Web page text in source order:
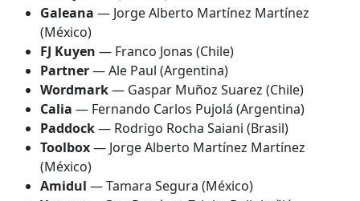
Galeana — Jorge Alberto Martínez Martínez
(México)
FJ Kuyen — Franco Jonas (Chile)
Partner— Ale Paul (Argentina)
Wordmark— Gaspar Muñoz Suarez (Chile)
Calia — Fernando Carlos Pujolá (Argentina)
Paddock— Rodrigo Rocha Saiani (Brasil)
Toolbox— Jorge Alberto Martínez Martínez
(México)
Amidul — Tamara Segura (México)